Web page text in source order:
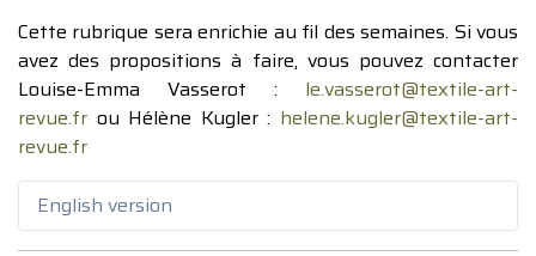
Cette rubrique sera enrichie au fil des semaines. Si vous
avez des propositions à faire, vous pouvez contacter
Louise-Emma Vasserot : le.vasserot@textile-art-
revue.fr ou Hélène Kugler : helene.kugler@textile-art-
revue.fr
English version